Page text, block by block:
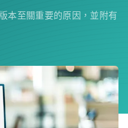
本至關重要的原因，並附有